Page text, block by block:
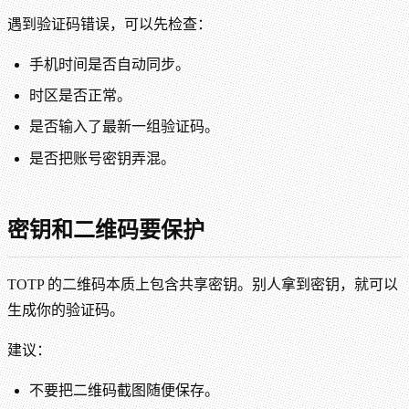
遇到验证码错误，可以先检查：
手机时间是否自动同步。
时区是否正常。
是否输入了最新一组验证码。
是否把账号密钥弄混。
密钥和二维码要保护
TOTP 的二维码本质上包含共享密钥。别人拿到密钥，就可以
生成你的验证码。
建议：
不要把二维码截图随便保存。